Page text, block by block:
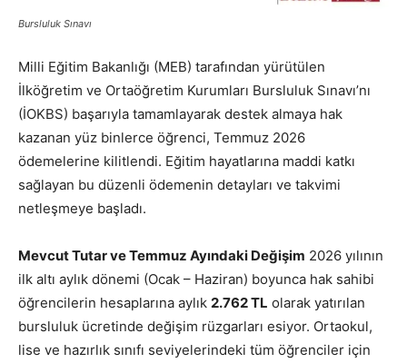
Bursluluk Sınavı
Milli Eğitim Bakanlığı (MEB) tarafından yürütülen
İlköğretim ve Ortaöğretim Kurumları Bursluluk Sınavı’nı
(İOKBS) başarıyla tamamlayarak destek almaya hak
kazanan yüz binlerce öğrenci, Temmuz 2026
ödemelerine kilitlendi. Eğitim hayatlarına maddi katkı
sağlayan bu düzenli ödemenin detayları ve takvimi
netleşmeye başladı.
Mevcut Tutar ve Temmuz Ayındaki Değişim 2026 yılının
ilk altı aylık dönemi (Ocak – Haziran) boyunca hak sahibi
öğrencilerin hesaplarına aylık 2.762 TL olarak yatırılan
bursluluk ücretinde değişim rüzgarları esiyor. Ortaokul,
lise ve hazırlık sınıfı seviyelerindeki tüm öğrenciler için